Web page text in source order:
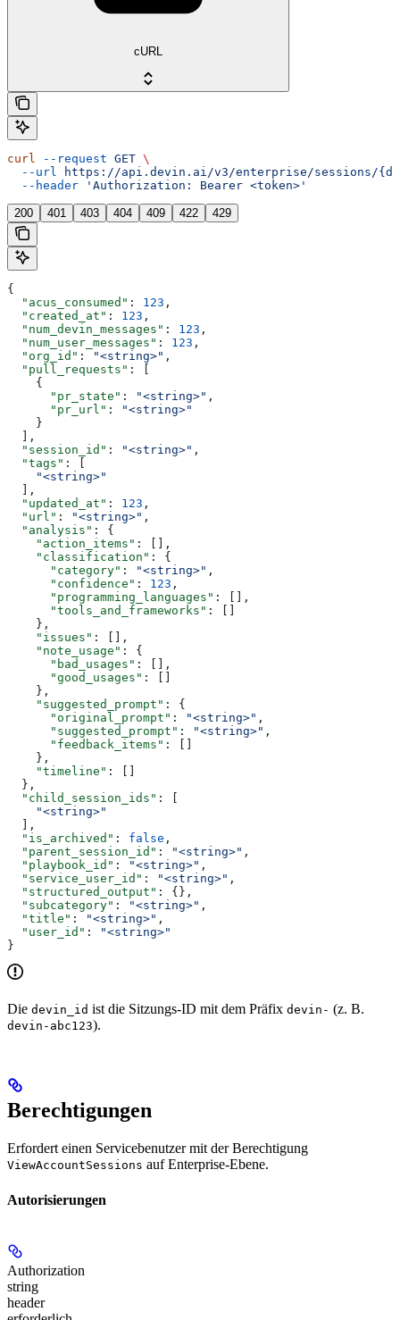
cURL
curl --request GET \
  --url
https://api.devin.ai/v3/enterprise/sessions/
  --header
'Authorization: Bearer <token>'
200 401 403 404 409 422 429
{
  "acus_consumed"
: 123 ,
  "created_at"
: 123 ,
  "num_devin_messages"
: 123 ,
  "num_user_messages"
: 123 ,
  "org_id"
: "<string>" ,
  "pull_requests"
: [
    {
      "pr_state"
: "<string>" ,
      "pr_url"
:
"<string>"
    }
  ],
  "session_id"
: "<string>" ,
  "tags"
: [
    "<string>"
  ],
  "updated_at"
: 123 ,
  "url"
: "<string>" ,
  "analysis"
: {
    "action_items"
: [],
    "classification"
: {
      "category"
: "<string>" ,
      "confidence"
: 123 ,
      "programming_languages"
: [],
      "tools_and_frameworks"
: []
    },
    "issues"
: [],
    "note_usage"
: {
      "bad_usages"
: [],
      "good_usages"
: []
    },
    "suggested_prompt"
: {
      "original_prompt"
: "<string>" ,
      "suggested_prompt"
: "<string>" ,
      "feedback_items"
: []
    },
    "timeline"
: []
  },
  "child_session_ids"
: [
    "<string>"
  ],
  "is_archived"
: false ,
  "parent_session_id"
: "<string>" ,
  "playbook_id"
: "<string>" ,
  "service_user_id"
: "<string>" ,
  "structured_output"
: {},
  "subcategory"
: "<string>" ,
  "title"
: "<string>" ,
  "user_id"
:
"<string>"
}
Die devin_id ist die Sitzungs-ID mit dem Präfix devin- (z. B.
devin-abc123).
Berechtigungen
Erfordert einen Servicebenutzer mit der Berechtigung
ViewAccountSessions auf Enterprise-Ebene.
Autorisierungen
Authorization
string
header